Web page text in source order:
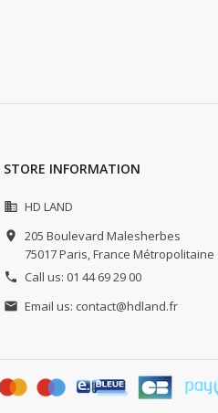
STORE INFORMATION
 HD LAND

205 Boulevard Malesherbes
75017 Paris,France Métropolitaine
 Call us: 01 44 69 29 00
 Email us: contact@hdland.fr